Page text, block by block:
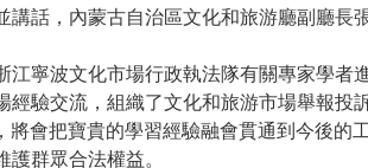
講話，內蒙古自治區文化和旅游廳副廳長
寧波文化市場行政執法隊有關專家學者
驗交流，組織了文化和旅游市場舉報投
將會把寶貴的學習經驗融會貫通到今後的
群眾合法權益。